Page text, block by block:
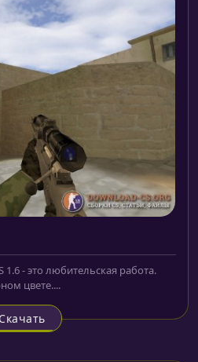
1.6 - это любительская работа.
цвете....
Скачать